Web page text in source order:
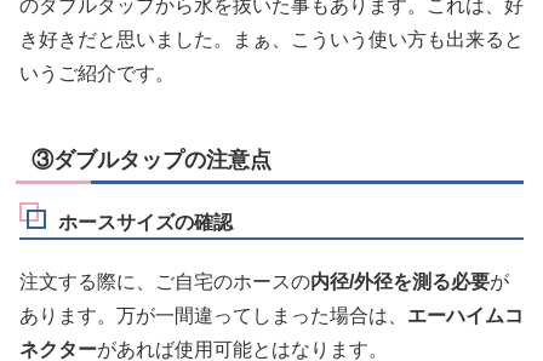
のダブルタップから水を抜いた事もあります。これは、好
き好きだと思いました。まぁ、こういう使い方も出来ると
いうご紹介です。
③ダブルタップの注意点
ホースサイズの確認
注文する際に、ご自宅のホースの内径/外径を測る必要が
あります。万が一間違ってしまった場合は、 エーハイムコ
ネクターがあれば使用可能とはなります。